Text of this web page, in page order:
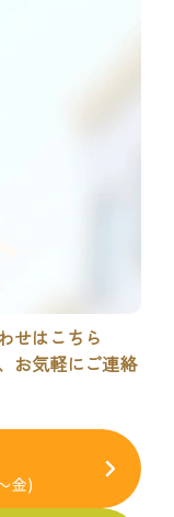
ジ
せはこちら
お気軽にご連絡
金)